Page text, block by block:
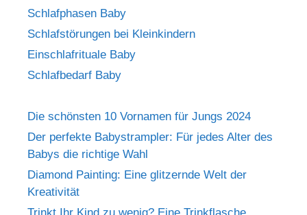
Schlafphasen Baby
Schlafstörungen bei Kleinkindern
Einschlafrituale Baby
Schlafbedarf Baby
Die schönsten 10 Vornamen für Jungs 2024
Der perfekte Babystrampler: Für jedes Alter des
Babys die richtige Wahl
Diamond Painting: Eine glitzernde Welt der
Kreativität
Trinkt Ihr Kind zu wenig? Eine Trinkflasche